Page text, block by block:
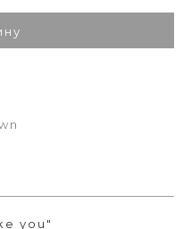
you"